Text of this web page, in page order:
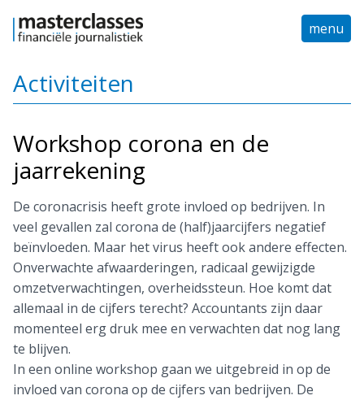
menu
Activiteiten
Workshop corona en de
jaarrekening
De coronacrisis heeft grote invloed op bedrijven. In
veel gevallen zal corona de (half)jaarcijfers negatief
beïnvloeden. Maar het virus heeft ook andere effecten.
Onverwachte afwaarderingen, radicaal gewijzigde
omzetverwachtingen, overheidssteun. Hoe komt dat
allemaal in de cijfers terecht? Accountants zijn daar
momenteel erg druk mee en verwachten dat nog lang
te blijven.
In een online workshop gaan we uitgebreid in op de
invloed van corona op de cijfers van bedrijven. De